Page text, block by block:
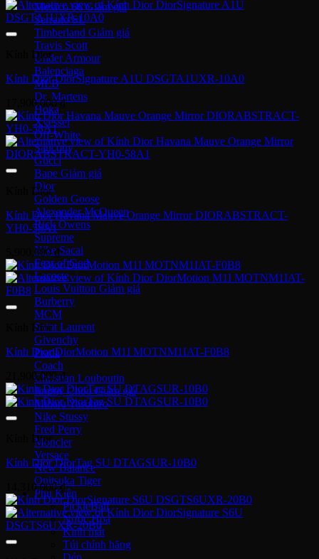
Mexico 66
Serrano SL
Timberland
Travis Scott
Under Armour
Balenciaga
MLB
Dr. Martens
Hoka
Xvessel
Off-White
Saucony
Gucci
Bape
Dior
Golden Goose
Alexander McQueen
Rick Owens
Supreme
Nike Sacai
Fear of God
Lacoste
Louis Vuitton
Burberry
MCM
Saint Laurent
Givenchy
Prada
Coach
Christian Louboutin
Jimmy Choo
Mihara Yasuhiro
Nike Stussy
Fred Perry
Moncler
Versace
New Balance
Onitsuka Tiger
Phụ Kiện
PickleBall
Nước Hoa
Kinh mắt
Túi chính hãng
Kính Dior
Kính Dior DiorSignature A1U DSGTA1UXR-10A0
17,900,000₫
Kính Dior
Kính Dior Havana Mauve Orange Mirror DIORABSTRACT-
YH0-58A1
5,900,000₫
Kính Dior
Kính Dior DiorMotion M1I MOTNM1IAT-F0B8
21,900,000₫
Kính Dior
Kính Dior DiorTag SU DTAGSUR-10B0
14,310,000₫